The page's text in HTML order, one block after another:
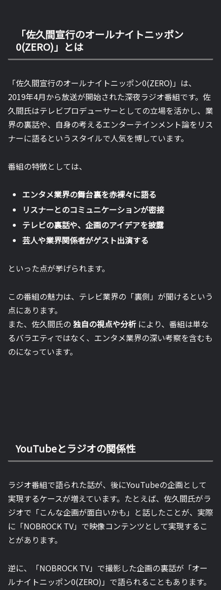
「佐久間宣行のオールナイトニッポン
0(ZERO)」とは
「佐久間宣行のオールナイトニッポン0(ZERO)」は、
2019年4月から放送が開始された深夜ラジオ番組です。佐
久間氏はテレビプロデューサーとしての立場を活かし、業
界の裏話や、自身の考えるエンターテインメント論をリス
ナーに語るというスタイルで人気を博しています。
番組の特徴としては、
エンタメ業界の舞台裏を赤裸々に語る
リスナーとのコミュニケーションが密接
テレビの裏話や、企画のアイデアを披露
芸人や業界関係者がゲスト出演する
といった点が挙げられます。
この番組の魅力は、テレビ業界の「裏側」が聞けるという
点にあります。
また、佐久間氏の 独自の視点や分析 により、番組は単な
るバラエティではなく、エンタメ業界の深い考察を含むも
のになっています。
YouTubeとラジオの関係性
ラジオ番組で語られた話が、後にYouTubeの企画として
実現するケースが増えています。たとえば、佐久間氏がラ
ジオで「こんな企画が面白いかも」と話したことが、実際
に「NOBROCK TV」で映像コンテンツとして実現するこ
とがあります。
逆に、「NOBROCK TV」で撮影した企画の裏話が「オー
ルナイトニッポン0(ZERO)」で語られることもあります。